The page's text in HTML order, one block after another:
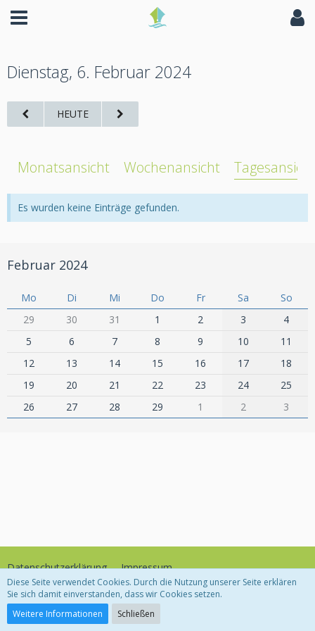
Dienstag, 6. Februar 2024
HEUTE
Monatsansicht Wochenansicht Tagesansicht
Es wurden keine Einträge gefunden.
Februar 2024
Mo Di Mi Do Fr Sa
So
29
30 31 1 2 3
4
5
6 7 8 9 10
11
12
13 14 15 16 17
18
19
20 21 22 23 24
25
26
27 28 29 1 2 3
Datenschutzerklärung Impressum
Community-Software:
Diese Seite verwendet Cookies. Durch die Nutzung unserer Seite erklären
Sie sich damit einverstanden, dass wir Cookies setzen.
Weitere Informationen
Schließen